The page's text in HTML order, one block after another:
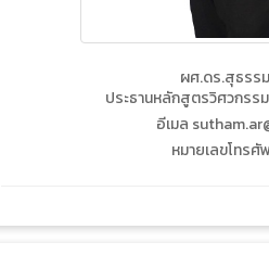
ผศ.ดร.สุธรร
ประธานหลักสูตรวิศวกร
อีเมล
หมายเลขโทรศั